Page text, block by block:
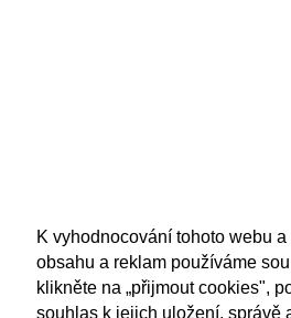
K vyhodnocování tohoto webu
obsahu a reklam používáme
klikněte na „přijmout cookies",
souhlas k jejich uložení, správě